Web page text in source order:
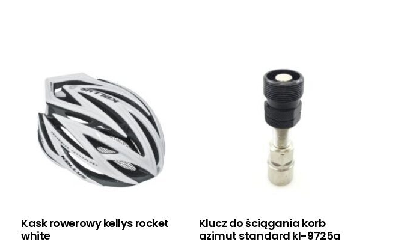
Kask rowerowy kellys rocket
white
Klucz do ściągania korb
azimut standard kl-9725a